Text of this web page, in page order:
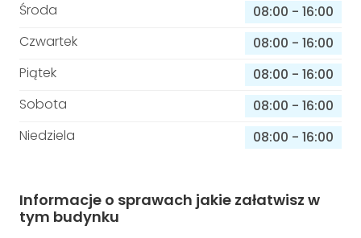
Środa
08:00 - 16:00
Czwartek
08:00 - 16:00
Piątek
08:00 - 16:00
Sobota
08:00 - 16:00
Niedziela
08:00 - 16:00
Informacje o sprawach jakie załatwisz w
tym budynku